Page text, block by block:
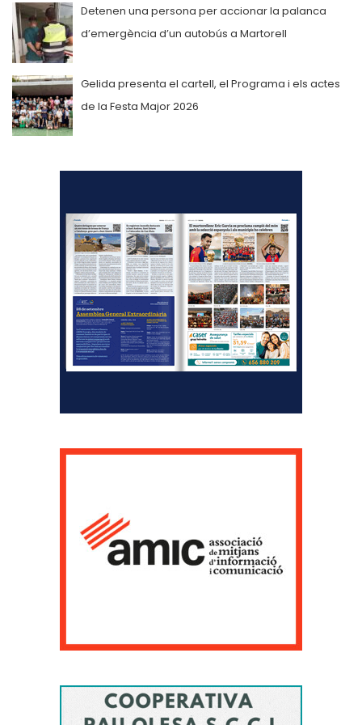
Detenen una persona per accionar la palanca
d’emergència d’un autobús a Martorell
Gelida presenta el cartell, el Programa i els actes
de la Festa Major 2026